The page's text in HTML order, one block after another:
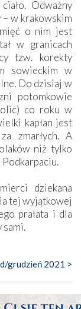
Odważny
– w krakowskim
o nim jest
w granicach
tzw. korekty
sowieckim w
Do dzisiaj w
potomkowie
co roku w
kapłan jest
zmarłych. A
niż tylko
Podkarpaciu.
dziekana
tej wyjątkowej
prałata i dla
sami.
grudzień 2021 >